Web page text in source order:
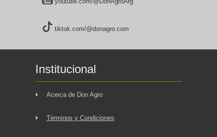
tiktok.com/@donagro.com
Institucional
Acerca de Don Agro
Términos y Condiciones